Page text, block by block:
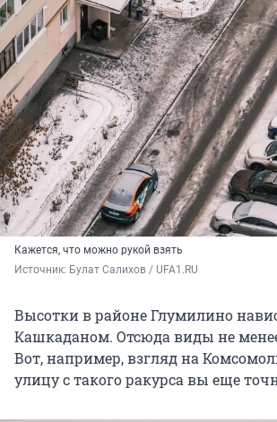
Кажется, что можно рукой взять
Источник: Булат Салихов / UFA1.RU
Высотки в районе Глумилино
Кашкаданом. Отсюда виды не
Вот, например, взгляд на
улицу с такого ракурса вы еще